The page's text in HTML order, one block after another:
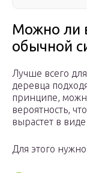
Можно ли
обычной
Лучше всего
деревца
принципе,
вероятность,
вырастет в
Для этого